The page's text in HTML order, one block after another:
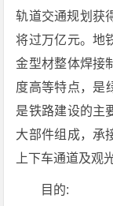
轨道交通规划获
将过万亿元。地
金型材整体焊接
度高等特点，是
是铁路建设的主
大部件组成，承
上下车通道及观
目的: